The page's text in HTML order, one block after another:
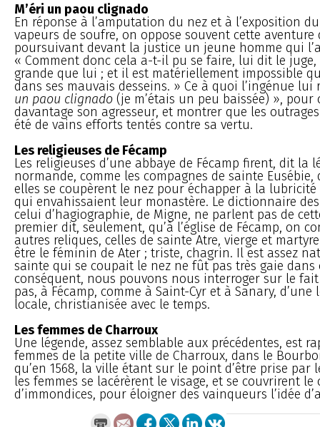
M’éri un paou clignado
En réponse à l’amputation du nez et à l’exposition
vapeurs de soufre, on oppose souvent cette
poursuivant devant la justice un jeune homme qui
« Comment donc cela a-t-il pu se faire, lui dit le juge,
grande que lui ; et il est matériellement impossible
dans ses mauvais desseins. » Ce à quoi l’ingénue
un paou clignado (je m’étais un peu baissée) », pour
davantage son agresseur, et montrer que les
été de vains efforts tentés contre sa vertu.
Les religieuses de Fécamp
Les religieuses d’une abbaye de Fécamp firent, dit la
normande, comme les compagnes de sainte Eusébie,
elles se coupèrent le nez pour échapper à la lubricité
qui envahissaient leur monastère. Le dictionnaire
celui d’hagiographie, de Migne, ne parlent pas de
premier dit, seulement, qu’à l’église de Fécamp, on
autres reliques, celles de sainte Atre, vierge et
être le féminin de Ater ; triste, chagrin. Il est assez
sainte qui se coupait le nez ne fût pas très gaie dans
conséquent, nous pouvons nous interroger sur le fait
pas, à Fécamp, comme à Saint-Cyr et à Sanary,
locale, christianisée avec le temps.
Les femmes de Charroux
Une légende, assez semblable aux précédentes, est
femmes de la petite ville de Charroux, dans le
qu’en 1568, la ville étant sur le point d’être prise par
les femmes se lacérèrent le visage, et se couvrirent le
d’immondices, pour éloigner des vainqueurs l’idée